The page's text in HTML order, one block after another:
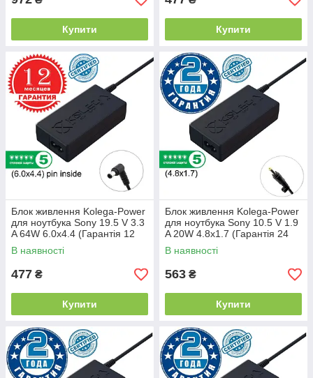
Купити Купити
Блок живлення Kolega-Power
для ноутбука Sony 19.5 V 3.3
A 64W 6.0x4.4 (Гарантія 12
міс)
В наявності
477 ₴
Купити
Блок живлення Kolega-Power
для ноутбука Sony 10.5 V 1.9
A 20W 4.8x1.7 (Гарантія 24
міс)
В наявності
563 ₴
Купити